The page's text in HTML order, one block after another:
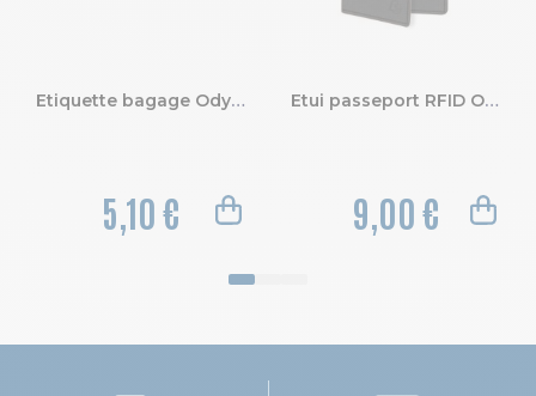
Etiquette bagage Odyssée
5,10 €
Etui passeport RFID Odyssée.
9,00 €